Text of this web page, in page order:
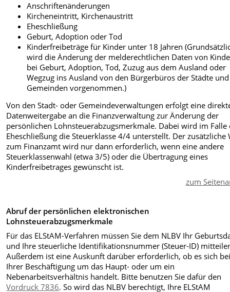
Anschriftenänderungen
Kircheneintritt, Kirchenaustritt
Eheschließung
Geburt, Adoption oder Tod
Kinderfreibeträge für Kinder unter 18 Jahren
wird die Änderung der melderechtlichen Daten von
bei Geburt, Adoption, Tod, Zuzug aus dem Ausland oder
Wegzug ins Ausland von den Bürgerbüros der Städte und
Gemeinden vorgenommen.)
Von den Stadt- oder Gemeindeverwaltungen erfolgt eine
Datenweitergabe an die Finanzverwaltung zur Änderung der
persönlichen Lohnsteuerabzugsmerkmale. Dabei wird im Falle
Eheschließung die Steuerklasse 4/4 unterstellt. Der zusätzliche
zum Finanzamt wird nur dann erforderlich, wenn eine andere
Steuerklassenwahl (etwa 3/5) oder die Übertragung eines
Kinderfreibetrages gewünscht ist.
zum
Abruf der persönlichen elektronischen
Lohnsteuerabzugsmerkmale
Für das ELStAM-Verfahren müssen Sie dem NLBV Ihr
und Ihre steuerliche Identifikationsnummer (Steuer-ID)
Außerdem ist eine Auskunft darüber erforderlich, ob es sich
Ihrer Beschäftigung um das Haupt- oder um ein
Nebenarbeitsverhältnis handelt. Bitte benutzen Sie dafür den
Vordruck 7836. So wird das NLBV berechtigt, Ihre ELStAM